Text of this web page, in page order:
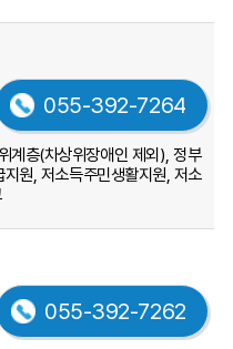
055-392-7264
계층(차상위장애인 제외), 정부
원, 저소득주민생활지원, 저소
055-392-7262